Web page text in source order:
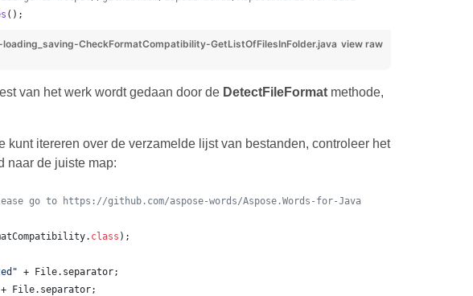
();
view raw
CheckFormatCompatibility-GetListOfFilesInFolder.java
van het werk wordt gedaan door de DetectFileFormatmethode,
itereren over de verzamelde lijst van bestanden, controleer het
naar de juiste map:
go to https://github.com/aspose-words/Aspose.Words-for-Java
. class );
+ File. separator;
+ File. separator;